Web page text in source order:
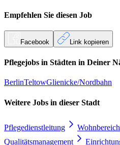
Empfehlen Sie diesen Job
Facebook Link kopieren
Pflegejobs in Städten in Deiner
BerlinTeltowGlienicke/Nordbahn
Weitere Jobs in dieser Stadt
Pflegedienstleitung
Qualitätsmanagement